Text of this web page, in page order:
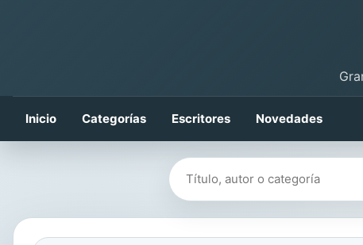
Inicio Categorías Escritores Novedades
Buscar libros